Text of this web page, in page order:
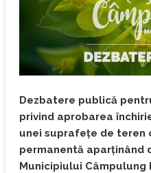
Dezbatere publică
privind aprobarea
unei suprafețe de teren
permanentă aparținând
Municipiului Câmpulung